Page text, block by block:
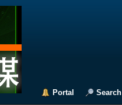
Portal Search